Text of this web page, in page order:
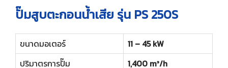
ปั๊มสูบตะกอนน้ำเสีย รุ่น PS 250S
ขนาดมอเตอร์
11 – 45 kW
ปริมาตรการปั๊ม
1,400 m³/h